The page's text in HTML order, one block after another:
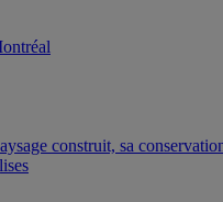
construit, sa